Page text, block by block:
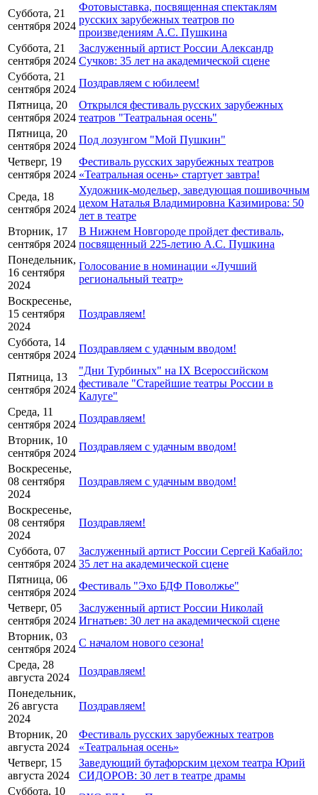
Суббота, 21
сентября 2024
Фотовыставка, посвященная спектаклям
русских зарубежных театров по
произведениям А.С. Пушкина
Суббота, 21
сентября 2024
Заслуженный артист России Александр
Сучков: 35 лет на академической сцене
Суббота, 21
сентября 2024
Поздравляем с юбилеем!
Пятница, 20
сентября 2024
Открылся фестиваль русских зарубежных
театров "Театральная осень"
Пятница, 20
сентября 2024
Под лозунгом "Мой Пушкин"
Четверг, 19
сентября 2024
Фестиваль русских зарубежных театров
«Театральная осень» стартует завтра!
Среда, 18
сентября 2024
Художник-модельер, заведующая пошивочным
цехом Наталья Владимировна Казимирова: 50
лет в театре
Вторник, 17
сентября 2024
В Нижнем Новгороде пройдет фестиваль,
посвященный 225-летию А.С. Пушкина
Понедельник,
16 сентября
2024
Голосование в номинации «Лучший
региональный театр»
Воскресенье,
15 сентября
2024
Поздравляем!
Суббота, 14
сентября 2024
Поздравляем с удачным вводом!
Пятница, 13
сентября 2024
"Дни Турбиных" на IX Всероссийском
фестивале "Старейшие театры России в
Калуге"
Среда, 11
сентября 2024
Поздравляем!
Вторник, 10
сентября 2024
Поздравляем с удачным вводом!
Воскресенье,
08 сентября
2024
Поздравляем с удачным вводом!
Воскресенье,
08 сентября
2024
Поздравляем!
Суббота, 07
сентября 2024
Заслуженный артист России Сергей Кабайло:
35 лет на академической сцене
Пятница, 06
сентября 2024
Фестиваль "Эхо БДФ Поволжье"
Четверг, 05
сентября 2024
Заслуженный артист России Николай
Игнатьев: 30 лет на академической сцене
Вторник, 03
сентября 2024
С началом нового сезона!
Среда, 28
августа 2024
Поздравляем!
Понедельник,
26 августа
2024
Поздравляем!
Вторник, 20
августа 2024
Фестиваль русских зарубежных театров
«Театральная осень»
Четверг, 15
августа 2024
Заведующий бутафорским цехом театра Юрий
СИДОРОВ: 30 лет в театре драмы
Суббота, 10